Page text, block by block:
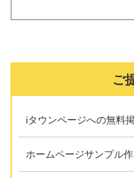
ご
iタウンページへの無料
ホームページサンプル